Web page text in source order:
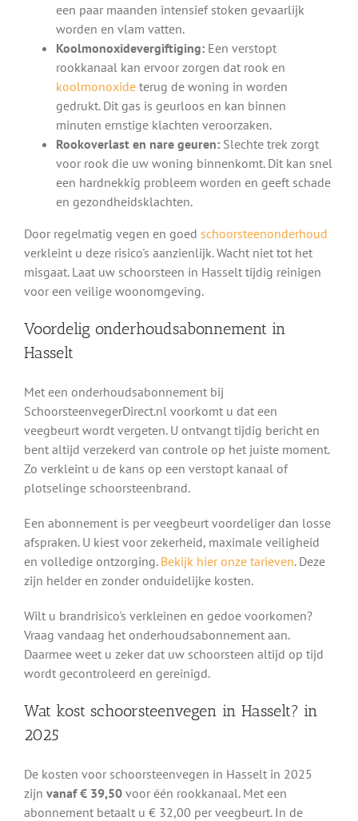
een paar maanden intensief stoken gevaarlijk
worden en vlam vatten.
Koolmonoxidevergiftiging:Een verstopt
rookkanaal kan ervoor zorgen dat rook en
koolmonoxideterug de woning in worden
gedrukt. Dit gas is geurloos en kan binnen
minuten ernstige klachten veroorzaken.
Rookoverlast en nare geuren:Slechte trek zorgt
voor rook die uw woning binnenkomt. Dit kan snel
een hardnekkig probleem worden en geeft schade
en gezondheidsklachten.
Door regelmatig vegen en goed schoorsteenonderhoud
verkleint u deze risico's aanzienlijk. Wacht niet tot het
misgaat. Laat uw schoorsteen in Hasselt tijdig reinigen
voor een veilige woonomgeving.
Voordelig onderhoudsabonnement in
Hasselt
Met een onderhoudsabonnement bij
SchoorsteenvegerDirect.nl voorkomt u dat een
veegbeurt wordt vergeten. U ontvangt tijdig bericht en
bent altijd verzekerd van controle op het juiste moment.
Zo verkleint u de kans op een verstopt kanaal of
plotselinge schoorsteenbrand.
Een abonnement is per veegbeurt voordeliger dan losse
afspraken. U kiest voor zekerheid, maximale veiligheid
en volledige ontzorging. Bekijk hier onze tarieven. Deze
zijn helder en zonder onduidelijke kosten.
Wilt u brandrisico's verkleinen en gedoe voorkomen?
Vraag vandaag het onderhoudsabonnement aan.
Daarmee weet u zeker dat uw schoorsteen altijd op tijd
wordt gecontroleerd en gereinigd.
Wat kost schoorsteenvegen in Hasselt? in
2025
De kosten voor schoorsteenvegen in Hasselt in 2025
zijn vanaf € 39,50voor één rookkanaal. Met een
abonnement betaalt u € 32,00 per veegbeurt. In de